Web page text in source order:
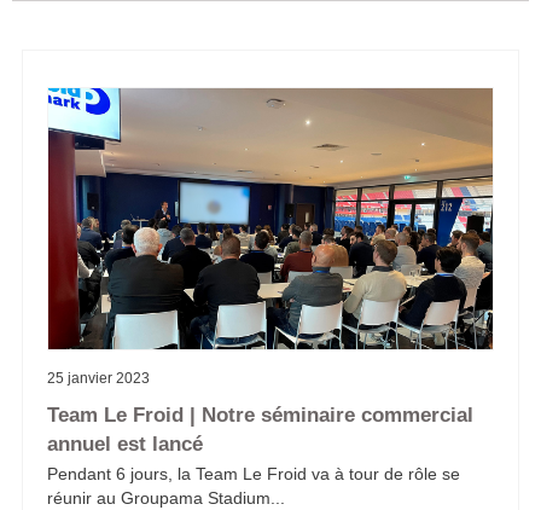
25 janvier 2023
Team Le Froid | Notre séminaire commercial
annuel est lancé
Pendant 6 jours, la Team Le Froid va à tour de rôle se
réunir au Groupama Stadium...